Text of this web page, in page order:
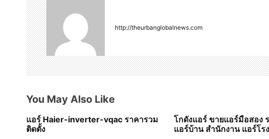
a
v
i
g
t
i
http://theurbanglobalnews.com
You May Also Like
แอร์ Haier-inverter-vqac ราคารวม
ติดตั้ง
โกดังแอร์ ขายแอร์มือสอง
แอร์บ้าน สำนักงาน แอร์โร